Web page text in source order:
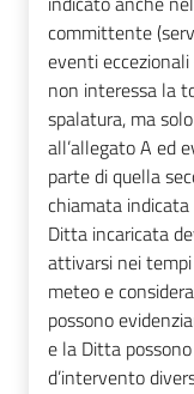
committente
eventi
non interessa la
spalatura, ma
all’allegato A ed
parte di quella
chiamata
Ditta incaricata
attivarsi nei
meteo e
possono
e la Ditta
d’intervento